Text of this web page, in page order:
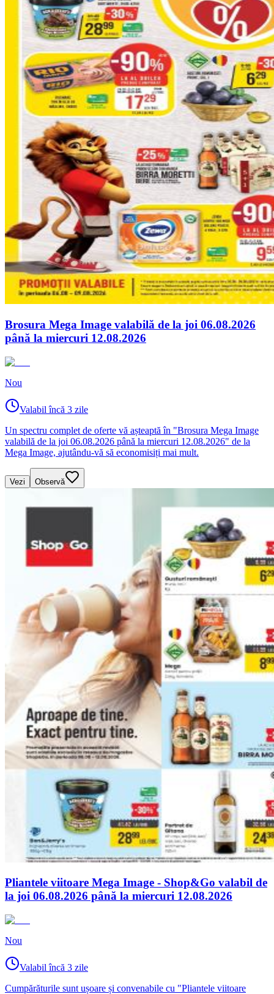
Brosura Mega Image valabilă de la joi 06.08.2026
până la miercuri 12.08.2026
Nou
Valabil încă 3 zile
Un spectru complet de oferte vă așteaptă în "Brosura Mega Image
valabilă de la joi 06.08.2026 până la miercuri 12.08.2026" de la
Mega Image, ajutându-vă să economisiți mai mult.
Vezi Observă
Pliantele viitoare Mega Image - Shop&Go valabil de
la joi 06.08.2026 până la miercuri 12.08.2026
Nou
Valabil încă 3 zile
Cumpărăturile sunt ușoare și convenabile cu "Pliantele viitoare